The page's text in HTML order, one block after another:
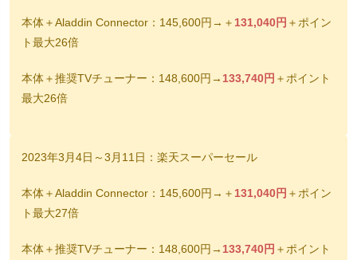
本体＋Aladdin Connector：145,600円→＋ 131,040円 ＋ポイン
ト最大26倍
本体＋推奨TVチューナー：148,600円→ 133,740円 ＋ポイント
最大26倍
2023年3月4日～3月11日：楽天スーパーセール
本体＋Aladdin Connector：145,600円→＋ 131,040円 ＋ポイン
ト最大27倍
本体＋推奨TVチューナー：148,600円→ 133,740円 ＋ポイント